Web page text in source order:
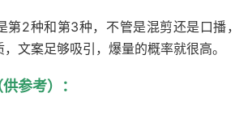
第2种和第3种，不管是混剪还是口播，
文案足够吸引，爆量的概率就很高。
参考）：